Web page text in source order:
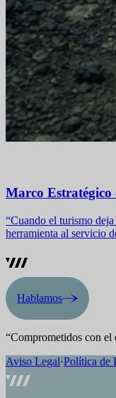
Marco
“Cuando el turismo
herramienta al servicio
Hablamos
“Comprometidos con el
Aviso Legal·Política de